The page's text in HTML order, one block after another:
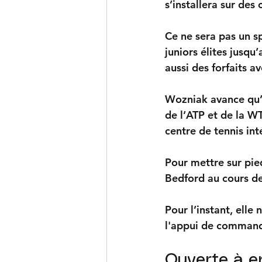
s’installera sur des
Ce ne sera pas un
juniors élites
aussi des forfaits
Wozniak avance
de l’ATP et de la
centre de tennis
Pour mettre sur
Bedford au cours
Pour l’instant, elle
l'appui de